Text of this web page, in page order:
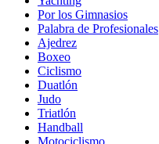
Por los Gimnasios
Palabra de Profesionales
Ajedrez
Boxeo
Ciclismo
Duatlón
Judo
Triatlón
Handball
Motociclismo